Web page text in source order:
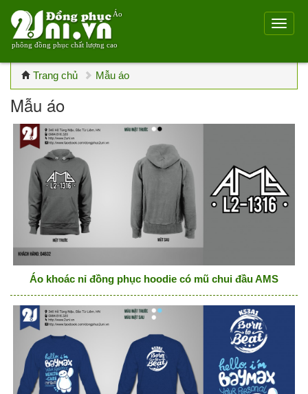
Áo
phông đồng phục chất lượng cao
Trang chủ Mẫu áo
Mẫu áo
Áo khoác nỉ đồng phục hoodie có mũ chui đầu AMS